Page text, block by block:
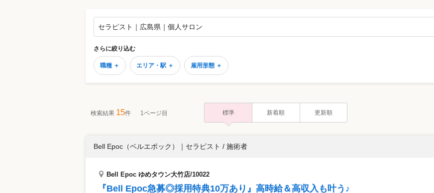
セラピスト｜広島県｜個人サロン
さらに絞り込む
職種 ＋ エリア・駅 ＋ 雇用形態 ＋
検索結果 15件 1ページ目 標準 新着順 更新順
Bell Epoc（ベルエポック） ｜ セラピスト / 施術者
Bell Epoc ゆめタウン大竹店/10022
『Bell Epoc急募◎採用特典10万あり』高時給＆高収入も叶う♪